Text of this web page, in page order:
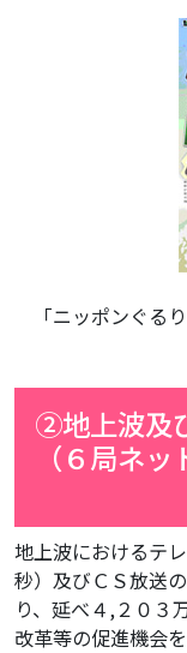
「ニッポンぐる
②地上波及
（６局ネ
地上波におけるテ
秒）及びＣＳ放送
り、延べ４,２０３
改革等の促進機会